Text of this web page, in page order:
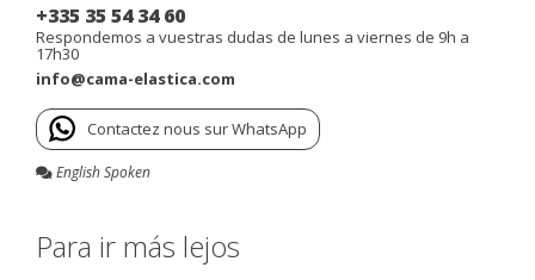
+335 35 54 34 60
Respondemos a vuestras dudas de lunes a viernes de 9h a
17h30
info@cama-elastica.com
Contactez nous sur WhatsApp
English Spoken
Para ir más lejos